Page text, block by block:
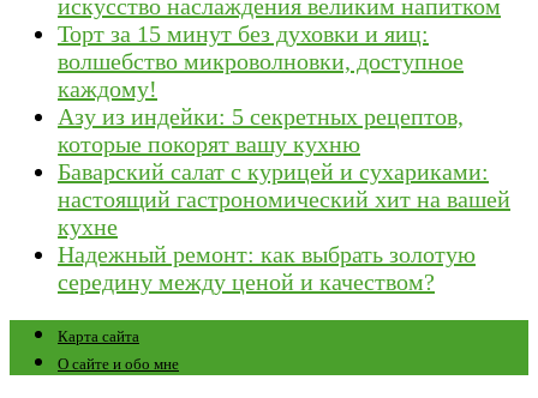
искусство наслаждения великим напитком
Торт за 15 минут без духовки и яиц:
волшебство микроволновки, доступное
каждому!
Азу из индейки: 5 секретных рецептов,
которые покорят вашу кухню
Баварский салат с курицей и сухариками:
настоящий гастрономический хит на вашей
кухне
Надежный ремонт: как выбрать золотую
середину между ценой и качеством?
Карта сайта
О сайте и обо мне